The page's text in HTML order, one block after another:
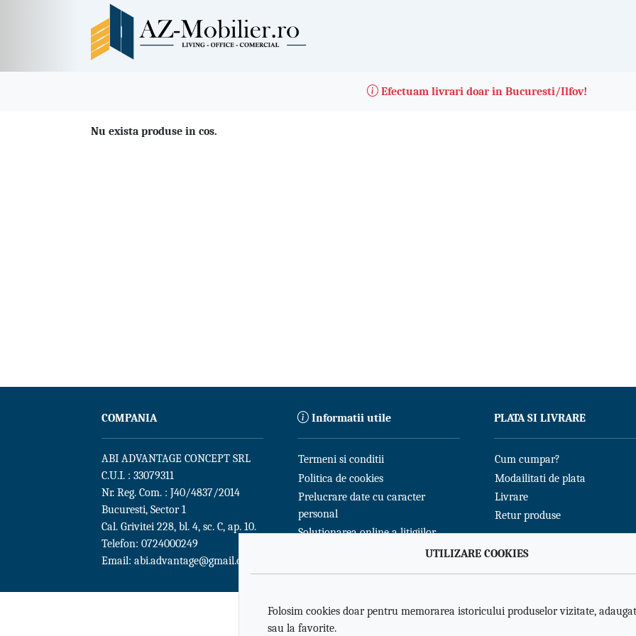
Efectuam livrari doar in Bucuresti/Ilfov!
Nu exista produse in cos.
COMPANIA
ABI ADVANTAGE CONCEPT SRL
C.U.I. : 33079311
Nr. Reg. Com. : J40/4837/2014
Bucuresti, Sector 1
Cal. Grivitei 228, bl. 4, sc. C, ap. 10.
Telefon: 0724000249
Email: abi.advantage@gmail.com
Informatii utile
Termeni si conditii
Politica de cookies
Prelucrare date cu caracter
personal
Solutionarea online a litigiilor
PLATA SI LIVRARE
Cum cumpar?
Modailitati de plata
Livrare
Retur produse
UTILIZARE COOKIES
Folosim cookies doar pentru memorarea istoricului produselor vizitate,
sau la favorite.